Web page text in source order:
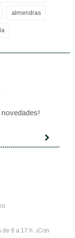
almendras
9 a 17 h. ¡Con